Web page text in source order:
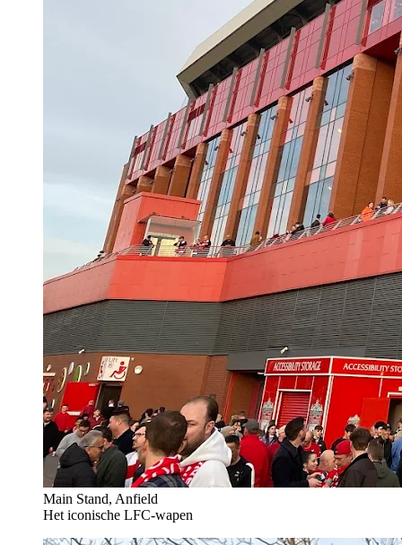
Main Stand, Anfield
Het iconische LFC-wapen